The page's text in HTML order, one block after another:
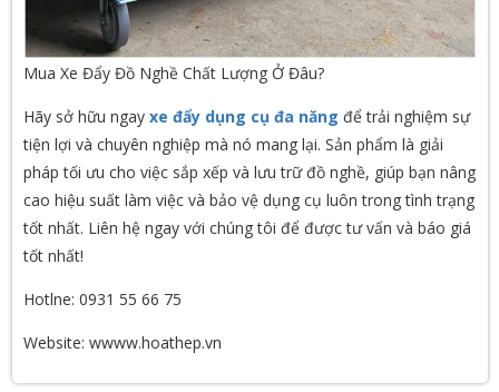
Mua Xe Đẩy Đồ Nghề Chất Lượng Ở Đâu?
Hãy sở hữu ngay xe đẩy dụng cụ đa năng để trải nghiệm sự
tiện lợi và chuyên nghiệp mà nó mang lại. Sản phẩm là giải
pháp tối ưu cho việc sắp xếp và lưu trữ đồ nghề, giúp bạn nâng
cao hiệu suất làm việc và bảo vệ dụng cụ luôn trong tình trạng
tốt nhất. Liên hệ ngay với chúng tôi để được tư vấn và báo giá
tốt nhất!
Hotlne: 0931 55 66 75
Website: wwww.hoathep.vn